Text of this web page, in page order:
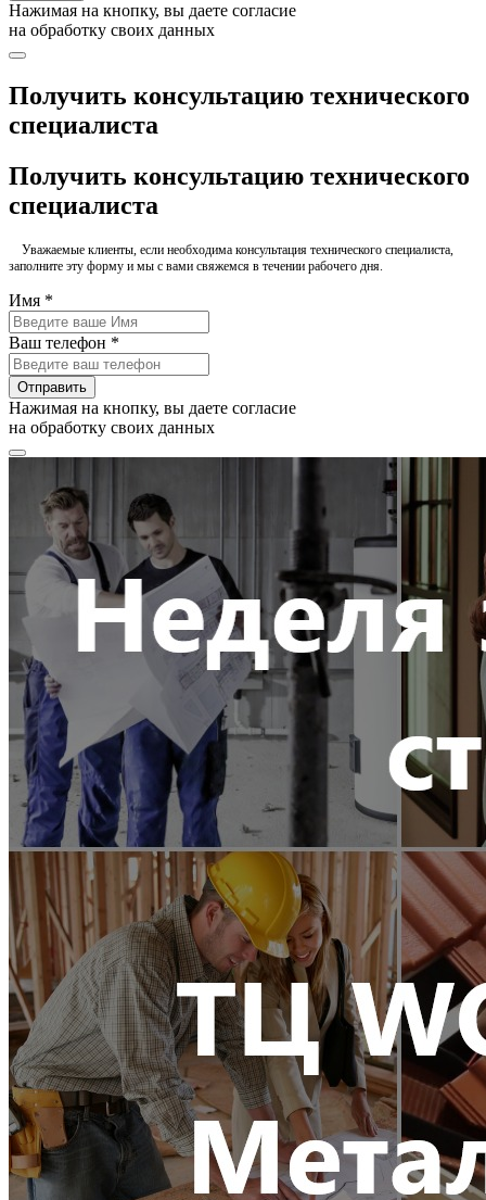
Нажимая на кнопку, вы даете согласие
на обработку своих данных
Получить консультацию технического
специалиста
Получить консультацию технического
специалиста
Уважаемые клиенты, если необходима консультация технического специалиста,
заполните эту форму и мы с вами свяжемся в течении рабочего дня.
Имя *
Ваш телефон *
Отправить
Нажимая на кнопку, вы даете согласие
на обработку своих данных